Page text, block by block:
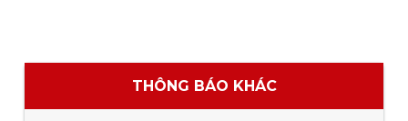
THÔNG BÁO KHÁC